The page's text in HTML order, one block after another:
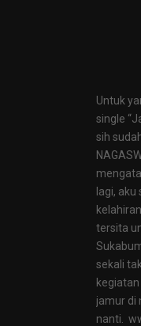
Untuk
single
sih
lagi,
tersita
sekali
jamur di
nanti.